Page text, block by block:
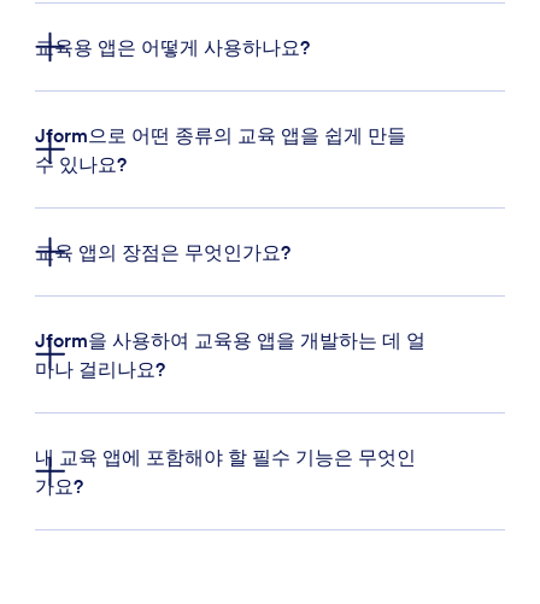
교육용 앱은 어떻게 사용하나요?
Jform으로 어떤 종류의 교육 앱을 쉽게 만들
수 있나요?
교육 앱의 장점은 무엇인가요?
Jform을 사용하여 교육용 앱을 개발하는 데 얼
마나 걸리나요?
내 교육 앱에 포함해야 할 필수 기능은 무엇인
가요?